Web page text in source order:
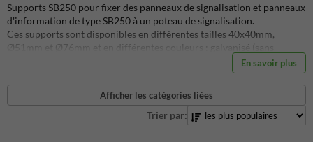
Supports SB250 pour fixer des panneaux de signalisation et panneaux
d'information de type SB250 à un poteau de signalisation.
Ces supports sont disponibles en différentes tailles 40x40mm,
Ø51mm et Ø76mm et en différentes couleurs : galvanisé (sans
revêtement), RAL7043 (gris trafic) et RAL2009 (orangé trafic)En savoir plus
Afficher les catégories liées
Trier par: